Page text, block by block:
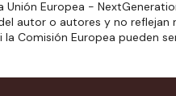
Unión Europea -
autor o autores y no reflejan
la Comisión Europea pueden